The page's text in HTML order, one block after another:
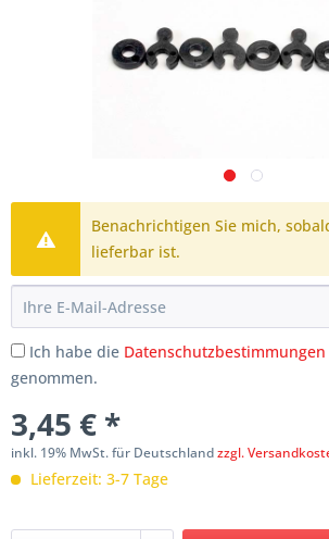
Benachrichtigen Sie mich,
lieferbar ist.
Ich habe die Datenschutzbestimmungen
genommen.
3,45 € *
inkl. 19% MwSt. für Deutschlandzzgl.
Lieferzeit: 3-7 Tage